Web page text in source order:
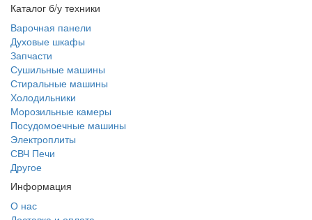
Каталог б/у техники
Варочная панели
Духовые шкафы
Запчасти
Сушильные машины
Стиральные машины
Холодильники
Морозильные камеры
Посудомоечные машины
Электроплиты
СВЧ Печи
Другое
Информация
О нас